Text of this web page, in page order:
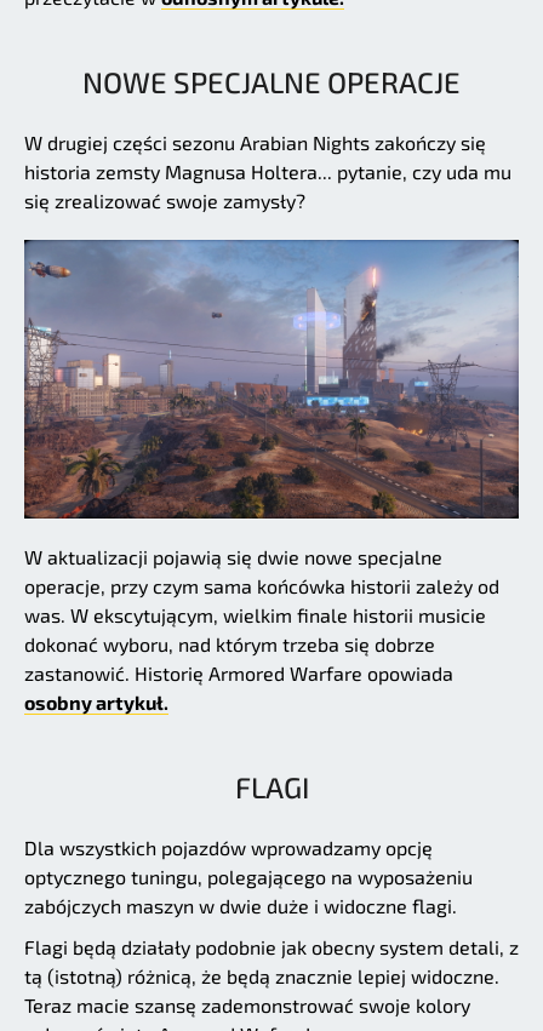
NOWE SPECJALNE OPERACJE
W drugiej części sezonu Arabian Nights zakończy się
historia zemsty Magnusa Holtera... pytanie, czy uda mu
się zrealizować swoje zamysły?
W aktualizacji pojawią się dwie nowe specjalne
operacje, przy czym sama końcówka historii zależy od
was. W ekscytującym, wielkim finale historii musicie
dokonać wyboru, nad którym trzeba się dobrze
zastanowić. Historię Armored Warfare opowiada
osobny artykuł.
FLAGI
Dla wszystkich pojazdów wprowadzamy opcję
optycznego tuningu, polegającego na wyposażeniu
zabójczych maszyn w dwie duże i widoczne flagi.
Flagi będą działały podobnie jak obecny system detali, z
tą (istotną) różnicą, że będą znacznie lepiej widoczne.
Teraz macie szansę zademonstrować swoje kolory